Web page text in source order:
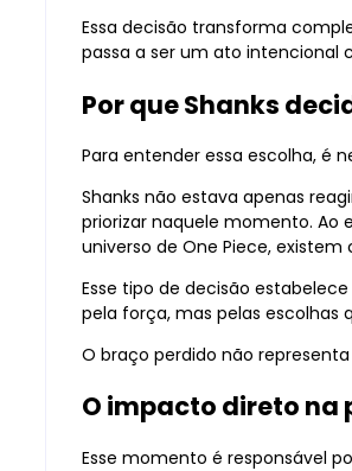
Essa decisão transforma
passa a ser um ato intencional
Por que Shanks
Para entender essa escolha, é
Shanks não estava apenas
priorizar naquele momento. Ao
universo de One Piece,
Esse tipo de decisão
pela força, mas pelas escolhas
O braço perdido não
O impacto direto na
Esse momento é responsável